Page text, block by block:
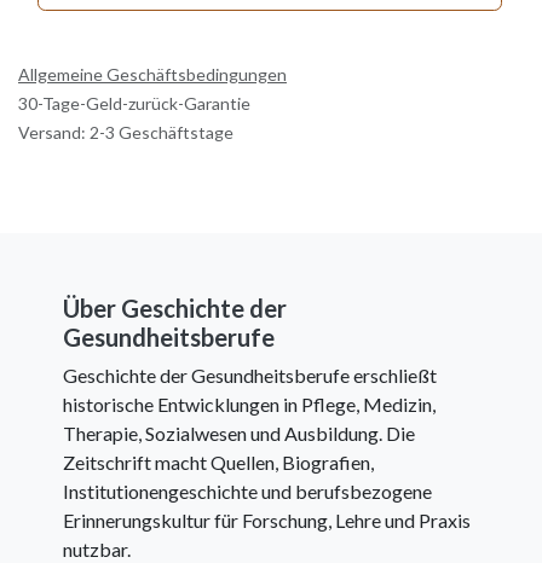
Allgemeine Geschäftsbedingungen
30-Tage-Geld-zurück-Garantie
Versand: 2-3 Geschäftstage
Über Geschichte der
Gesundheitsberufe
Geschichte der Gesundheitsberufe erschließt
historische Entwicklungen in Pflege, Medizin,
Therapie, Sozialwesen und Ausbildung. Die
Zeitschrift macht Quellen, Biografien,
Institutionengeschichte und berufsbezogene
Erinnerungskultur für Forschung, Lehre und Praxis
nutzbar.